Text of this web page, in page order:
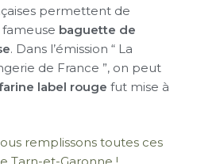
permettent de
baguette de
. Dans l’émission “ La
de France ”, on peut
label rouge fut mise à
remplissons toutes ces